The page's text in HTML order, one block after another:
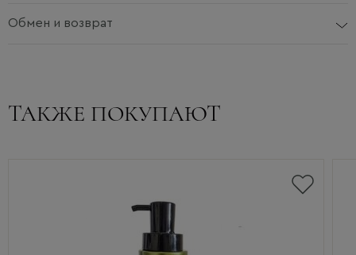
Обмен и возврат
ТАКЖЕ ПОКУПАЮТ